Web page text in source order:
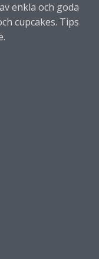
enkla och goda
cupcakes. Tips